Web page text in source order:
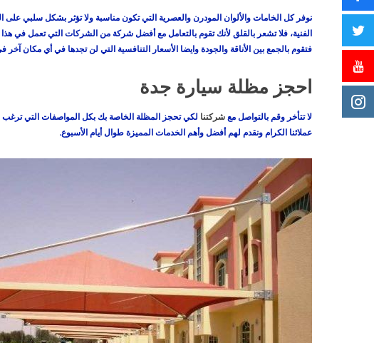
نوفر كل الخامات والألوان المودرن والعصرية التي تكون مناسبة ولا تؤثر بشكل سلبي
الفنية، فلا تشعر بالقلق لأنك تقوم بالتعامل مع أفضل شركة من الشركات التي تعمل في
فتقوم بالجمع بين الأناقة والجودة وايضا الأسعار التنافسية التي لن تجدها في أي مكان آخر
احجز مظلة سيارة جدة
لا تتأخر وقم بالتواصل مع شركتنا لكي تحجز المظلة الخاصة بك بكل المواصفات التي ترغب
عملائنا الكرام ونقدم لهم أفضل وأهم الخدمات المميزة طوال أيام الأسبوع.